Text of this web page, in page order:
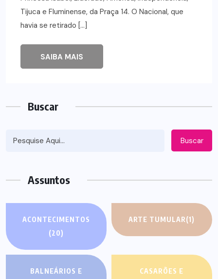
Tijuca e Fluminense, da Praça 14. O Nacional, que
havia se retirado […]
SAIBA MAIS
Buscar
Buscar
Assuntos
ACONTECIMENTOS
(20)
ARTE TUMULAR(1)
BALNEÁRIOS E
CASARÕES E